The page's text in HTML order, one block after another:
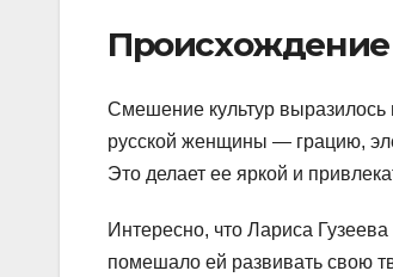
Смешение культур выразилось
русской женщины — грацию,
Это делает ее яркой и
Интересно, что Лариса
помешало ей развивать свою